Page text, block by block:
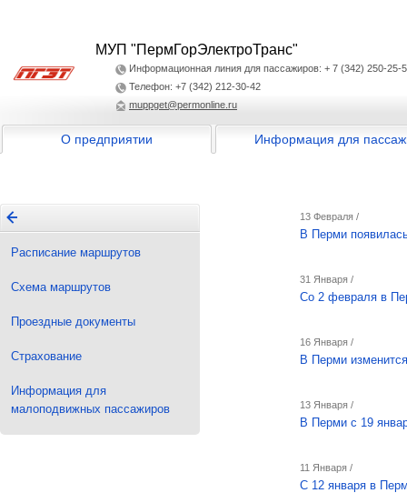
МУП "ПермГорЭлектроТранс"
Информационная линия для пассажиров: + 7 (342) 250-25-
Телефон: +7 (342) 212-30-42
muppget@permonline.ru
О предприятии Информация для
Расписание маршрутов
Схема маршрутов
Проездные документы
Страхование
Информация для
малоподвижных пассажиров
13 Февраля /
В Перми
31 Января /
Со 2 февраля в
16 Января /
В Перми
13 Января /
В Перми с 19
11 Января /
С 12 января в